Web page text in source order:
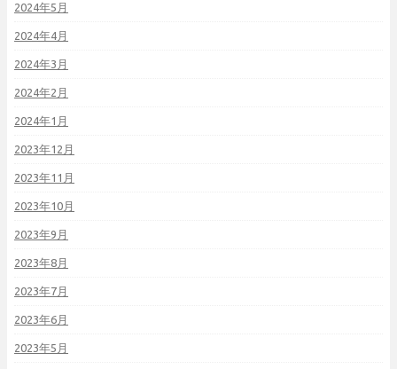
2024年5月
2024年4月
2024年3月
2024年2月
2024年1月
2023年12月
2023年11月
2023年10月
2023年9月
2023年8月
2023年7月
2023年6月
2023年5月